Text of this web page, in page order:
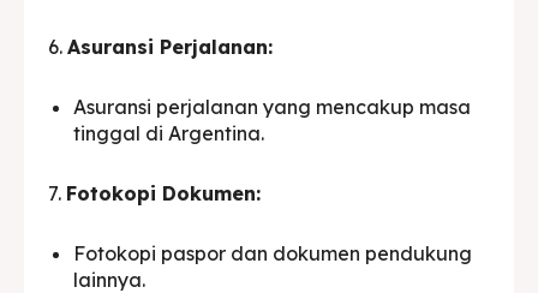
6. Asuransi Perjalanan:
Asuransi perjalanan yang mencakup masa
tinggal di Argentina.
7. Fotokopi Dokumen:
Fotokopi paspor dan dokumen pendukung
lainnya.